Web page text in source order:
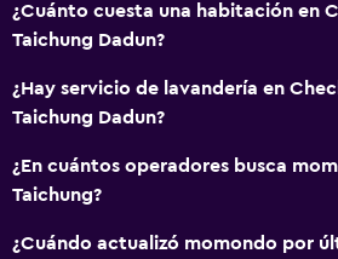
Tetera eléctrica
Bar/lounge
La comida se puede entregar en el
Salud y seguridad
¿Cuánto cuesta una habitación en
Taichung Dadun?
¿Hay servicio de lavandería en
Taichung Dadun?
¿En cuántos operadores busca
Taichung?
¿Cuándo actualizó momondo por